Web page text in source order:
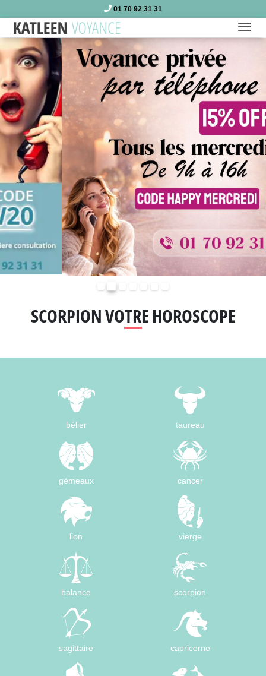
01 70 92 31 31
SCORPION VOTRE HOROSCOPE
bélier taureau
gémeaux cancer
lion vierge
balance scorpion
sagittaire capricorne